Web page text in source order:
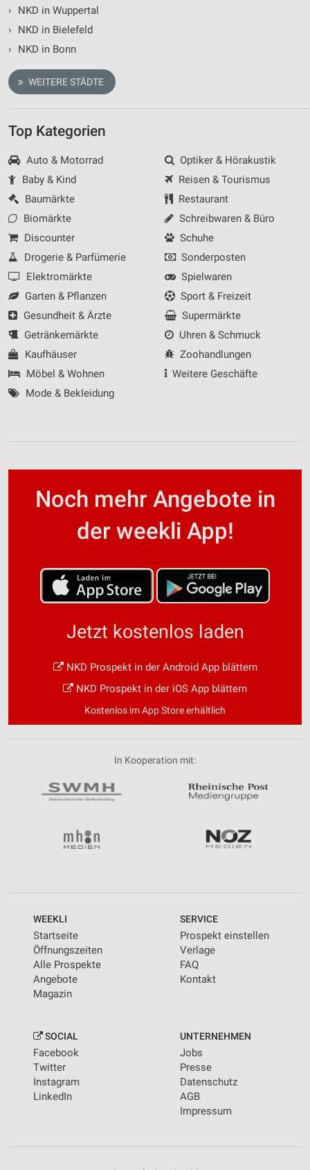
›
NKD in Wuppertal
›
NKD in Bielefeld
›
NKD in Bonn
WEITERE STÄDTE
Top Kategorien
Auto & Motorrad
Baby & Kind
Baumärkte
Biomärkte
Discounter
Drogerie & Parfümerie
Elektromärkte
Garten & Pflanzen
Gesundheit & Ärzte
Getränkemärkte
Kaufhäuser
Möbel & Wohnen
Mode & Bekleidung
Optiker & Hörakustik
Reisen & Tourismus
Restaurant
Schreibwaren & Büro
Schuhe
Sonderposten
Spielwaren
Sport & Freizeit
Supermärkte
Uhren & Schmuck
Zoohandlungen
Weitere Geschäfte
Noch mehr Angebote in
der weekli App!
Jetzt kostenlos laden
NKD Prospekt in der Android App blättern
NKD Prospekt in der iOS App blättern
Kostenlos im App Store erhältlich
In Kooperation mit:
WEEKLI
Startseite
Öffnungszeiten
Alle Prospekte
Angebote
Magazin
SERVICE
Prospekt einstellen
Verlage
FAQ
Kontakt
SOCIAL
Facebook
Twitter
Instagram
LinkedIn
UNTERNEHMEN
Jobs
Presse
Datenschutz
AGB
Impressum